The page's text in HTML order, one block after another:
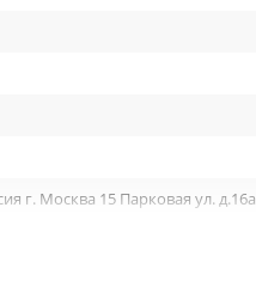
г. Москва 15 Парковая ул. д.16а